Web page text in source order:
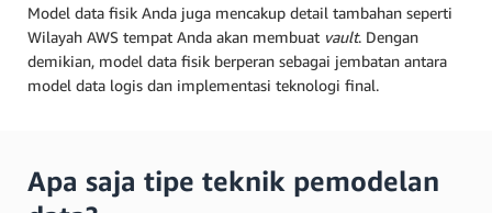
Model data fisik Anda juga mencakup detail tambahan seperti
Wilayah AWS tempat Anda akan membuat vault. Dengan
demikian, model data fisik berperan sebagai jembatan antara
model data logis dan implementasi teknologi final.
Apa saja tipe teknik pemodelan